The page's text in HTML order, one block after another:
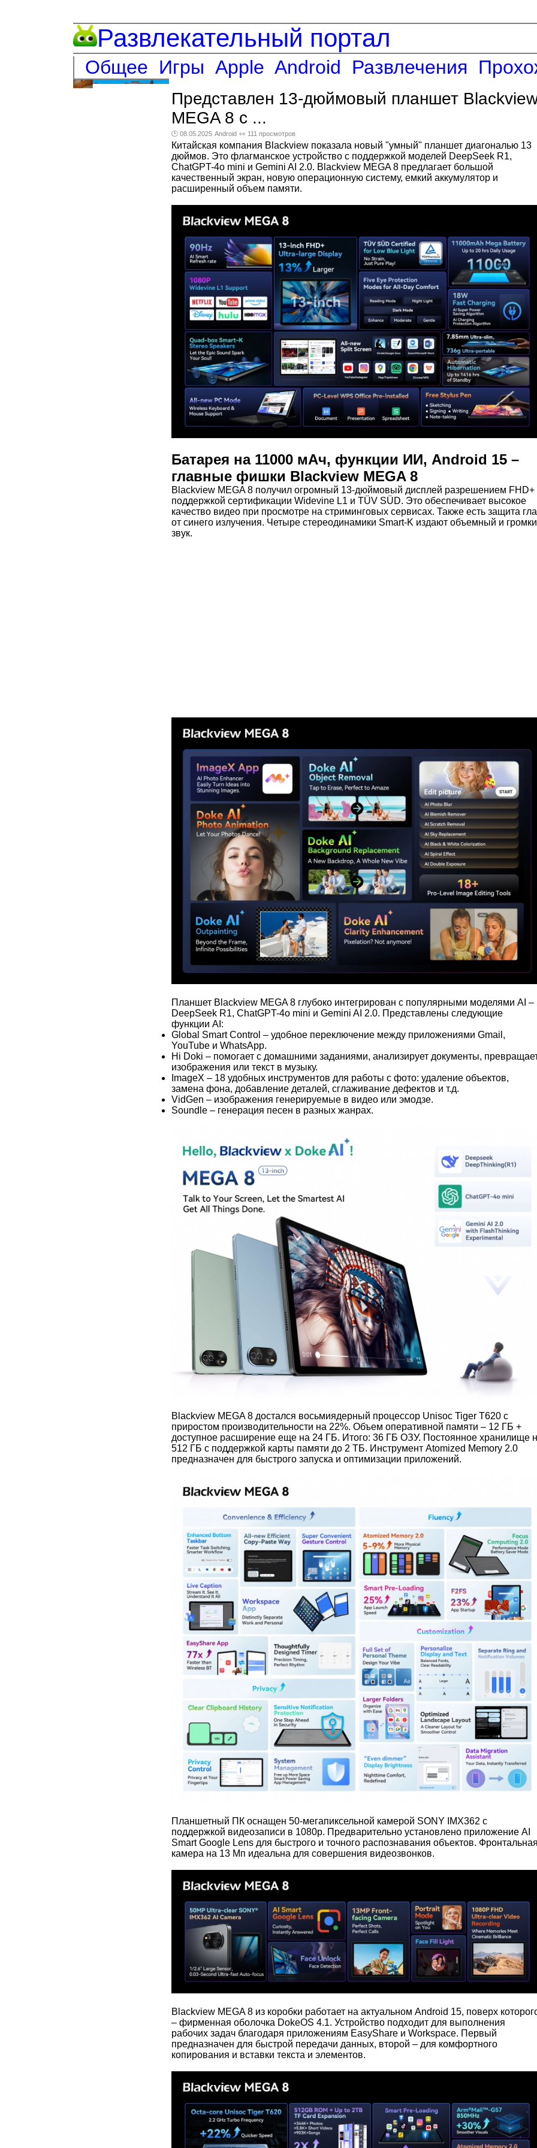
Развлекательный портал
Общее Игры Apple Android Развлечения
Представлен 13-дюймовый планшет
MEGA 8 с ...
🕑 08.05.2025 Android 👀 111 просмотров
Китайская компания Blackview показала новый "умный" планшет диагональю 13
дюймов. Это флагманское устройство с поддержкой моделей DeepSeek R1,
ChatGPT-4o mini и Gemini AI 2.0. Blackview MEGA 8 предлагает большой
качественный экран, новую операционную систему, емкий аккумулятор и
расширенный объем памяти.
Батарея на 11000 мАч, функции ИИ, Android 15 –
главные фишки Blackview MEGA 8
Blackview MEGA 8 получил огромный 13-дюймовый дисплей разрешением FHD+
поддержкой сертификации Widevine L1 и TÜV SÜD. Это обеспечивает высокое
качество видео при просмотре на стриминговых сервисах. Также есть защита
от синего излучения. Четыре стереодинамики Smart-K издают объемный и
звук.
Планшет Blackview MEGA 8 глубоко интегрирован с популярными моделями AI –
DeepSeek R1, ChatGPT-4o mini и Gemini AI 2.0. Представлены следующие
функции AI:
Global Smart Control – удобное переключение между приложениями Gmail,
YouTube и WhatsApp.
Hi Doki – помогает с домашними заданиями, анализирует документы,
изображения или текст в музыку.
ImageX – 18 удобных инструментов для работы с фото: удаление объектов,
замена фона, добавление деталей, сглаживание дефектов и т.д.
VidGen – изображения генерируемые в видео или эмодзе.
Soundle – генерация песен в разных жанрах.
Blackview MEGA 8 достался восьмиядерный процессор Unisoc Tiger T620 с
приростом производительности на 22%. Объем оперативной памяти – 12 ГБ +
доступное расширение еще на 24 ГБ. Итого: 36 ГБ ОЗУ. Постоянное хранилище
512 ГБ с поддержкой карты памяти до 2 ТБ. Инструмент Atomized Memory 2.0
предназначен для быстрого запуска и оптимизации приложений.
Планшетный ПК оснащен 50-мегапиксельной камерой SONY IMX362 с
поддержкой видеозаписи в 1080p. Предварительно установлено приложение AI
Smart Google Lens для быстрого и точного распознавания объектов.
камера на 13 Мп идеальна для совершения видеозвонков.
Blackview MEGA 8 из коробки работает на актуальном Android 15, поверх
– фирменная оболочка DokeOS 4.1. Устройство подходит для выполнения
рабочих задач благодаря приложениям EasyShare и Workspace. Первый
предназначен для быстрой передачи данных, второй – для комфортного
копирования и вставки текста и элементов.